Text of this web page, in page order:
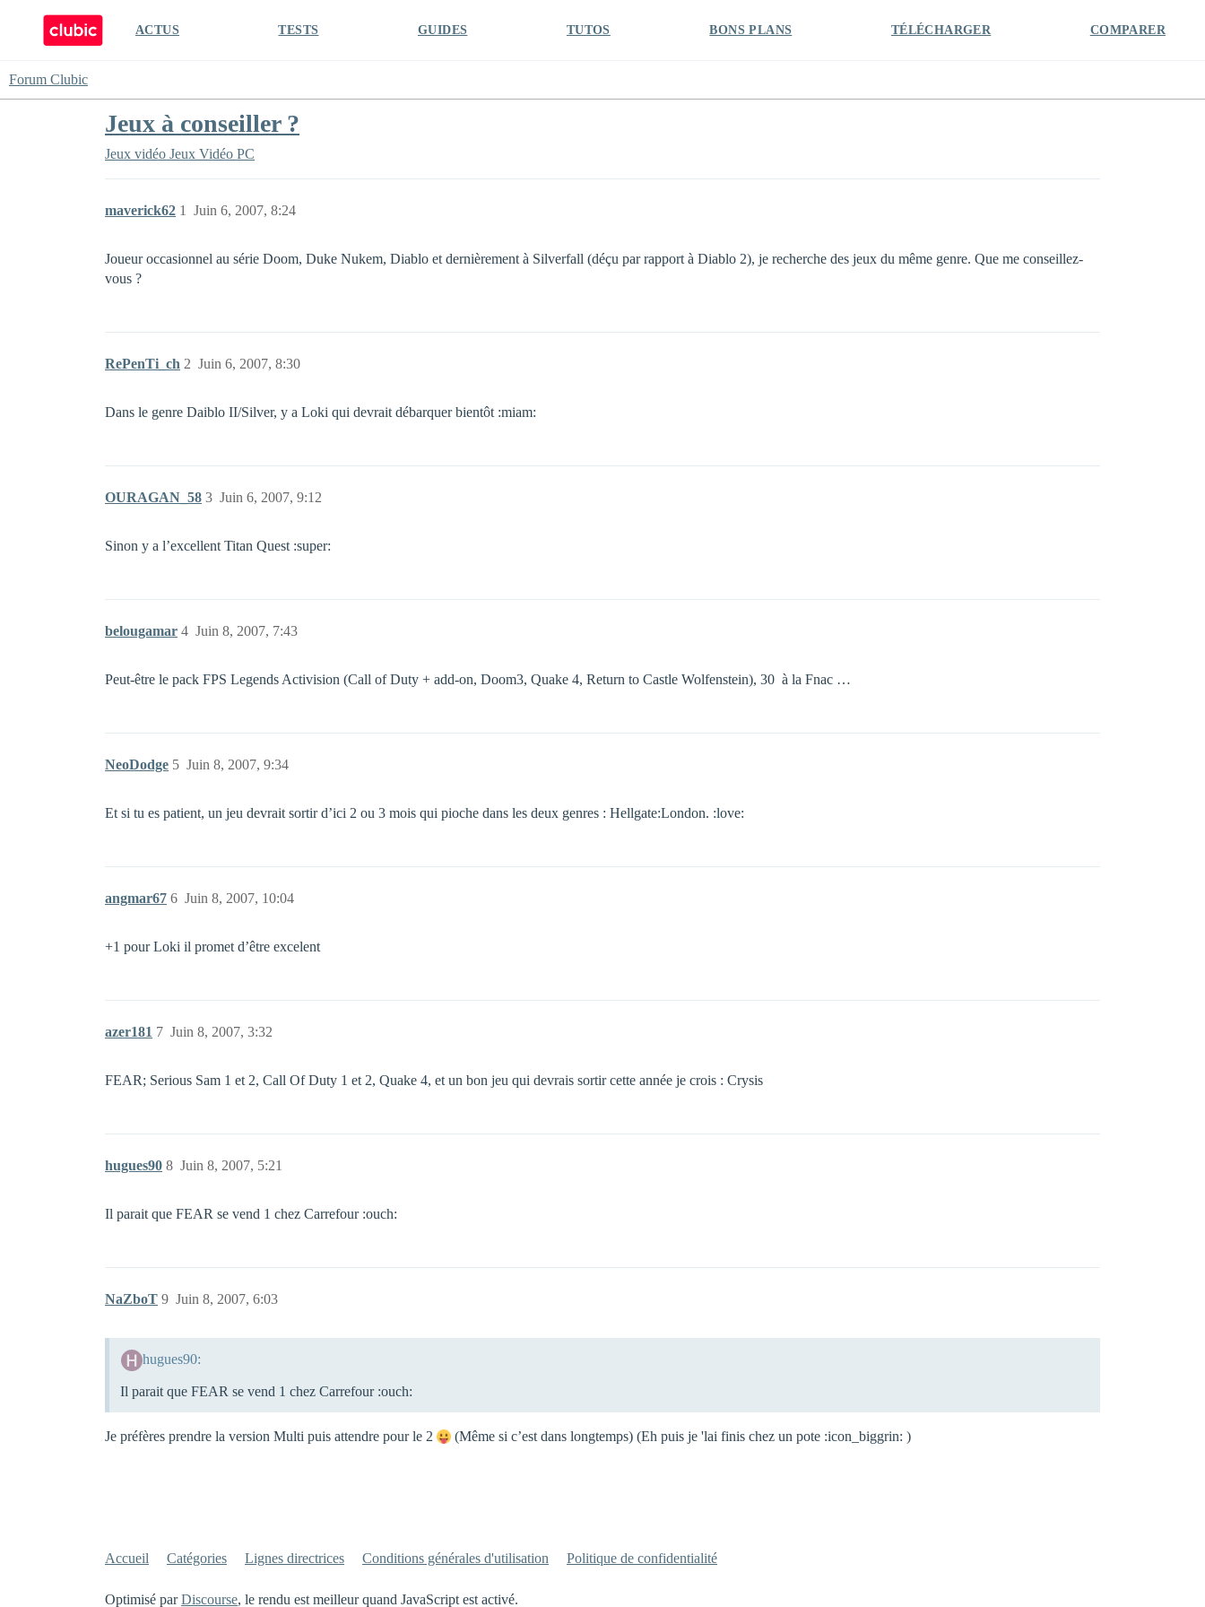
ACTUS TESTS GUIDES TUTOS BONS PLANS TÉLÉCHARGER COMPARER
Forum Clubic
Jeux à conseiller ?
Jeux vidéo Jeux Vidéo PC
maverick62 Juin 6, 2007, 8:24
1
Joueur occasionnel au série Doom, Duke Nukem, Diablo et dernièrement à Silverfall (déçu par rapport à Diablo 2), je recherche des jeux du même genre. Que me conseillez-
vous ?
RePenTi_ch Juin 6, 2007, 8:30
2
Dans le genre Daiblo II/Silver, y a Loki qui devrait débarquer bientôt :miam:
OURAGAN_58 Juin 6, 2007, 9:12
3
Sinon y a l’excellent Titan Quest :super:
belougamar Juin 8, 2007, 7:43
4
Peut-être le pack FPS Legends Activision (Call of Duty + add-on, Doom3, Quake 4, Return to Castle Wolfenstein), 30  à la Fnac …
NeoDodge Juin 8, 2007, 9:34
5
Et si tu es patient, un jeu devrait sortir d’ici 2 ou 3 mois qui pioche dans les deux genres : Hellgate:London. :love:
angmar67 Juin 8, 2007, 10:04
6
+1 pour Loki il promet d’être excelent
azer181 Juin 8, 2007, 3:32
7
FEAR; Serious Sam 1 et 2, Call Of Duty 1 et 2, Quake 4, et un bon jeu qui devrais sortir cette année je crois : Crysis
hugues90 Juin 8, 2007, 5:21
8
Il parait que FEAR se vend 1 chez Carrefour :ouch:
NaZboT Juin 8, 2007, 6:03
9
hugues90:
Il parait que FEAR se vend 1 chez Carrefour :ouch:
Je préfères prendre la version Multi puis attendre pour le 2 (Même si c’est dans longtemps) (Eh puis je 'lai finis chez un pote :icon_biggrin: )
Accueil Catégories Lignes directrices Conditions générales d'utilisation Politique de confidentialité
Optimisé parDiscourse, le rendu est meilleur quand JavaScript est activé.